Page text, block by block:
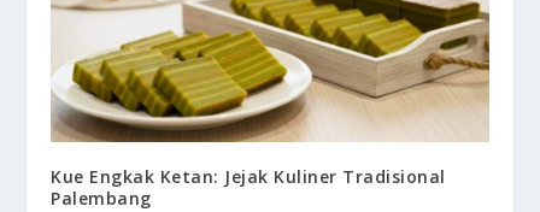
Kue Engkak Ketan: Jejak Kuliner Tradisional
Palembang